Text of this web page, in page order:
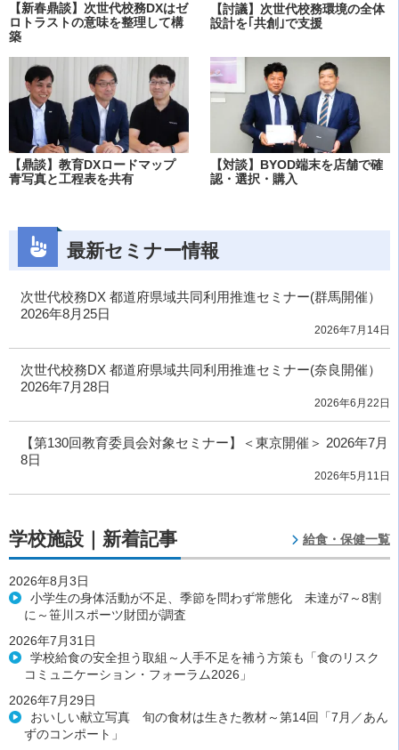
【新春鼎談】次世代校務DXはゼ
ロトラストの意味を整理して構
築
【討議】次世代校務環境の全体
設計を｢共創｣で支援
【鼎談】教育DXロードマップ
青写真と工程表を共有
【対談】BYOD端末を店舗で確
認・選択・購入
最新セミナー情報
次世代校務DX 都道府県域共同利用推進セミナー(群馬開催）
2026年8月25日
2026年7月14日
次世代校務DX 都道府県域共同利用推進セミナー(奈良開催）
2026年7月28日
2026年6月22日
【第130回教育委員会対象セミナー】＜東京開催＞ 2026年7月
8日
2026年5月11日
学校施設｜新着記事 給食・保健一覧
2026年8月3日
小学生の身体活動が不足、季節を問わず常態化 未達が7～8割
に～笹川スポーツ財団が調査
2026年7月31日
学校給食の安全担う取組～人手不足を補う方策も「食のリスク
コミュニケーション・フォーラム2026」
2026年7月29日
おいしい献立写真 旬の食材は生きた教材～第14回「7月／あん
ずのコンポート」